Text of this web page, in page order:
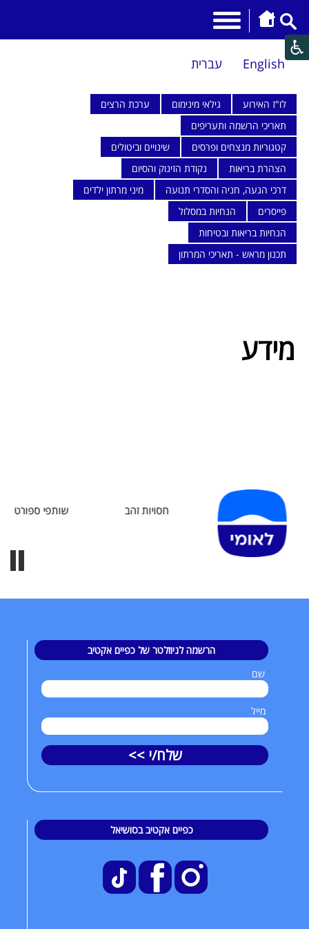
English עברית
לו"ז האירוע גילאי מינימום
ערכת הרצים
תאריכי הרשמה ותעריפים
קטגוריות מנצחים ופרסים
שינויים וביטולים
הצהרת בריאות
נקודת הזינוק והסיום
דרכי הגעה, חניה והסדרי תנועה
מיני מרתון ילדים
פייסרים
הנחיות במסלול
הנחיות בריאות ובטיחות
תכנון מראש - תאריכי המרתון
מידע
חסויות זהב שותפי ספורט
הרשמה לניוזלטר של כפיים אקטיב
שם
מייל
שלח/י >>
כפיים אקטיב בסושיאל